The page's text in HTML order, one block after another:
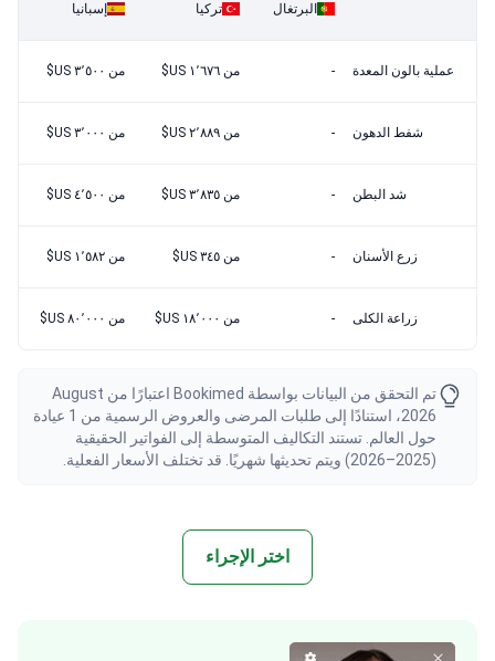
البرتغال تركيا إسبانيا
عملية بالون المعدة - من ١٬٦٧٦ US$ من ٣٬٥٠٠ US$
شفط الدهون - من ٢٬٨٨٩ US$ من ٣٬٠٠٠ US$
شد البطن - من ٣٬٨٣٥ US$ من ٤٬٥٠٠ US$
زرع الأسنان - من ٣٤٥ US$ من ١٬٥٨٢ US$
زراعة الكلى - من ١٨٬٠٠٠ US$ من ٨٠٬٠٠٠ US$
تم التحقق من البيانات بواسطة Bookimed اعتبارًا من August
2026، استنادًا إلى طلبات المرضى والعروض الرسمية من 1 عيادة
حول العالم. تستند التكاليف المتوسطة إلى الفواتير الحقيقية
(2025–2026) ويتم تحديثها شهريًا. قد تختلف الأسعار الفعلية.
اختر الإجراء